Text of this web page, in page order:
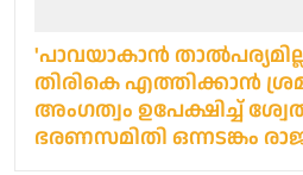
'പാവയാകാന്‍
തിരികെ എത്തിക്കാന്‍
അംഗത്വം ഉപേക്ഷിച്ച്
ഭരണസമിതി ഒന്നടങ്കം